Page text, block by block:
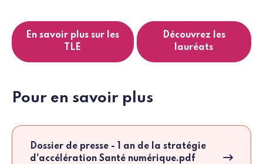
En savoir plus sur les
TLE
Découvrez les
lauréats
Pour en savoir plus
Dossier de presse - 1 an de la stratégie
d'accélération Santé numérique.pdf